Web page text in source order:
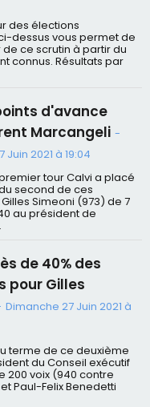
des élections
dessus vous permet de
ce scrutin à partir du
connus. Résultats par
d'avance
Marcangeli -
2021 à 19:04
tour Calvi a placé
second de ces
Simeoni (973) de 7
au président de
de 40% des
pour Gilles
Dimanche 27 Juin 2021 à
terme de ce deuxième
du Conseil exécutif
200 voix (940 contre
Paul-Felix Benedetti